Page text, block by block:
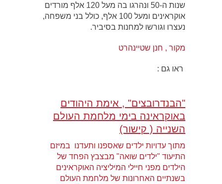
שנות ה-50 ונהרגו בה מעל 120 אלף מורדים
אוקראינים ומעל 100 אלף, כולל בני משפחה,
נעצרו וגורשו למחנות בסיביר.
מקור , חנן שטיינהרט
ראו גם :
"הבנדרובצים" , אימת היהודים
באוקראינה בימי מלחמת העולם
השנייה ( קישור)
מתוך עדויות ילדים שאספנו ותעדנו במיזם
התיעוד "ילדים שואה" מבצבץ הפחד של
הילדים מפני חיילי המיליציה האוקראינים
בשנתיים האחרונות של מלחמת העולם